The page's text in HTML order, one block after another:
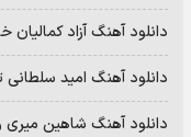
دانلود آهنگ آزاد
دانلود آهنگ امید
دانلود آهنگ شاهین میری